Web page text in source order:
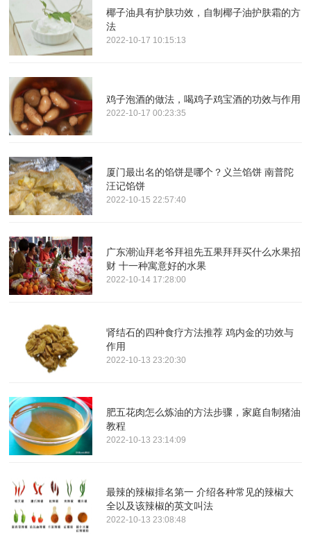
椰子油具有护肤功效，自制椰子油护肤霜的方
法
2022-10-17 10:15:13
鸡子泡酒的做法，喝鸡子鸡宝酒的功效与作用
2022-10-17 00:23:35
厦门最出名的馅饼是哪个？义兰馅饼 南普陀
汪记馅饼
2022-10-15 22:57:40
广东潮汕拜老爷拜祖先五果拜拜买什么水果招
财 十一种寓意好的水果
2022-10-14 17:28:00
肾结石的四种食疗方法推荐 鸡内金的功效与
作用
2022-10-13 23:20:30
肥五花肉怎么炼油的方法步骤，家庭自制猪油
教程
2022-10-13 23:14:09
最辣的辣椒排名第一 介绍各种常见的辣椒大
全以及该辣椒的英文叫法
2022-10-13 23:08:48